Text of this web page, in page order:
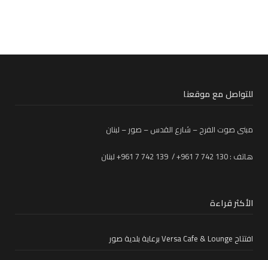
للتواصل مع موقعنا
مبنى صوت الفرح – شارع القدس – صور – لبنان
هاتف : 130 742 7 961+ / 139 742 7 961+ لبنان
الأكثر قراءة
افتتاح Versa Cafe & Lounge برعاية بلدية صور